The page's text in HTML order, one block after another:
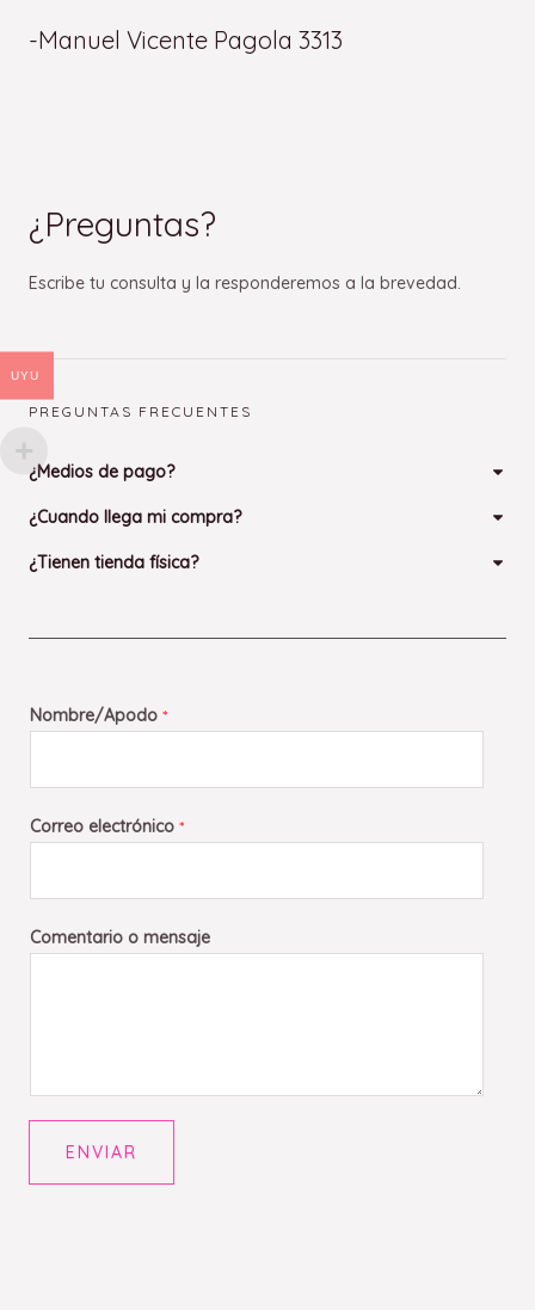
-Manuel Vicente Pagola 3313
¿Preguntas?
Escribe tu consulta y la responderemos a la brevedad.
PREGUNTAS FRECUENTES
¿Medios de pago?
¿Cuando llega mi compra?
¿Tienen tienda física?
Nombre/Apodo *
Correo electrónico *
Comentario o mensaje
ENVIAR
UYU